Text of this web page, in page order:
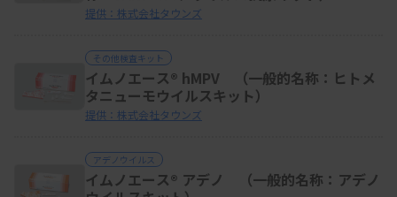
提供：株式会社タウンズ
その他検査キット
イムノエース® hMPV （一般的名称：ヒトメ
タニューモウイルスキット）
提供：株式会社タウンズ
アデノウイルス
イムノエース® アデノ （一般的名称：アデノ